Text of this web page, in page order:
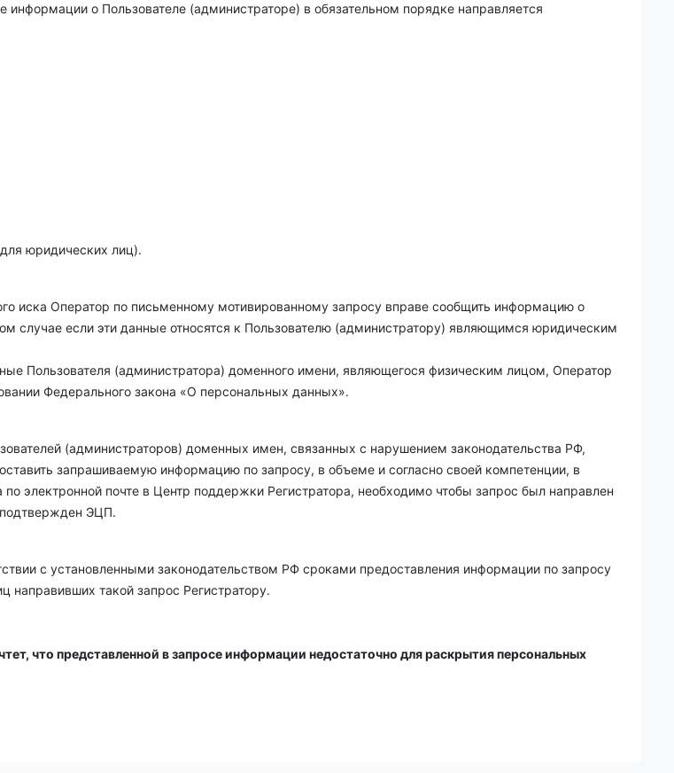
о Пользователе (администраторе) в обязательном порядке направляется
юридических лиц).
иска Оператор по письменному мотивированному запросу вправе сообщить информацию о
случае если эти данные относятся к Пользователю (администратору) являющимся юридическим
Пользователя (администратора) доменного имени, являющегося физическим лицом, Оператор
Федерального закона «О персональных данных».
(администраторов) доменных имен, связанных с нарушением законодательства РФ,
запрашиваемую информацию по запросу, в объеме и согласно своей компетенции, в
электронной почте в Центр поддержки Регистратора, необходимо чтобы запрос был направлен
подтвержден ЭЦП.
с установленными законодательством РФ сроками предоставления информации по запросу
направивших такой запрос Регистратору.
что представленной в запросе информации недостаточно для раскрытия персональных